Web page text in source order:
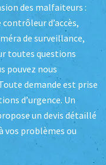
des malfaiteurs :
d’accès,
de surveillance,
toutes questions
pouvez nous
demande est prise
d’urgence. Un
un devis détaillé
vos problèmes ou